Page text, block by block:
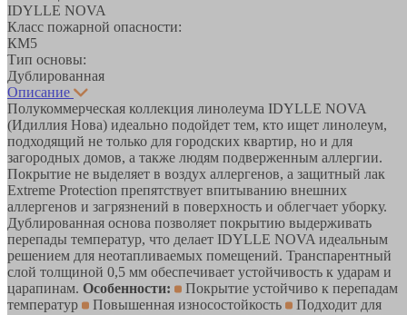
IDYLLE NOVA
Класс пожарной опасности:
КМ5
Тип основы:
Дублированная
Описание
Полукоммерческая коллекция линолеума IDYLLE NOVA
(Идиллия Нова) идеально подойдет тем, кто ищет линолеум,
подходящий не только для городских квартир, но и для
загородных домов, а также людям подверженным аллергии.
Покрытие не выделяет в воздух аллергенов, а защитный лак
Extreme Protection препятствует впитыванию внешних
аллергенов и загрязнений в поверхность и облегчает уборку.
Дублированная основа позволяет покрытию выдерживать
перепады температур, что делает IDYLLE NOVA идеальным
решением для неотапливаемых помещений. Транспарентный
слой толщиной 0,5 мм обеспечивает устойчивость к ударам и
царапинам. Особенности:
Покрытие устойчиво к перепадам
температур
Повышенная износостойкость
Подходит для